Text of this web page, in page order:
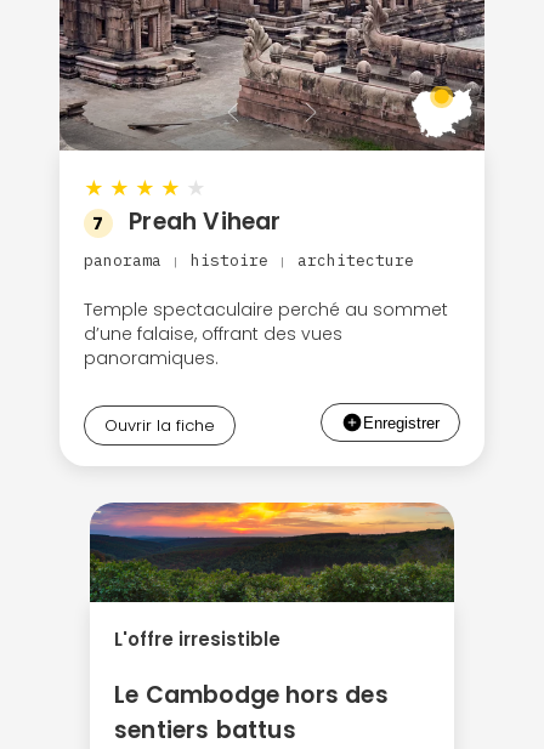
★ ★ ★ ★ ★
7 Preah Vihear
panorama | histoire | architecture
Temple spectaculaire perché au sommet
d’une falaise, offrant des vues
panoramiques.
Ouvrir la fiche
L'offre irresistible
Le Cambodge hors des
sentiers battus